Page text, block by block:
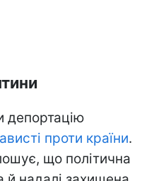
депортацію
проти країни.
що політична